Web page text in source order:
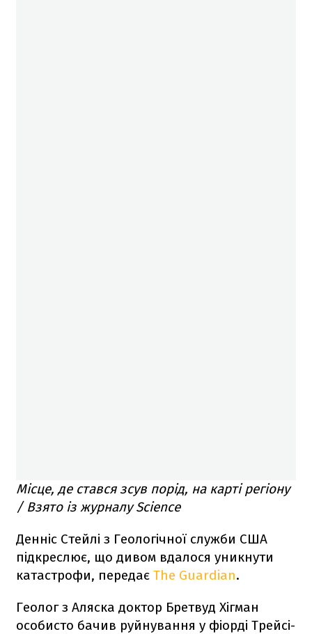
Місце, де стався зсув порід, на карті регіону
/ Взято із журналу Science
Денніс Стейлі з Геологічної служби США
підкреслює, що дивом вдалося уникнути
катастрофи, передає The Guardian.
Геолог з Аляска доктор Бретвуд Хігман
особисто бачив руйнування у фіорді Трейсі-